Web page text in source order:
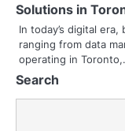
Solutions in
In today’s digital
ranging from data
operating in
Search